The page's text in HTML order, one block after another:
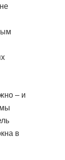
– и
в